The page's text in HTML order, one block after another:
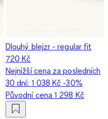
Dlouhý blejzr - regular fit
720 Kč
Nejnižší cena za posledních
30 dní: 1 038 Kč -30%
Původní cena1 298 Kč